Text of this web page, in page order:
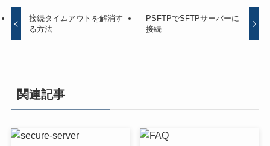
接続タイムアウトを解消す
る方法
PSFTPでSFTPサーバーに
接続
関連記事